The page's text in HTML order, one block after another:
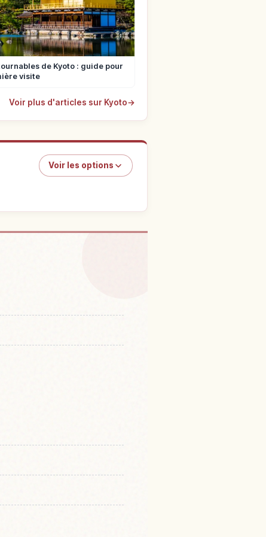
de Kyoto : guide pour
visite
Voir plus d'articles sur Kyoto→
Voir les options